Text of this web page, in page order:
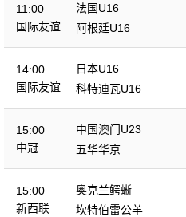
11:00
国际友谊
法国U16
阿根廷U16
14:00
国际友谊
日本U16
科特迪瓦U16
15:00
中冠
中国澳门U23
五华华京
15:00
新西联
奥克兰鳄蜥
坎特伯雷公羊